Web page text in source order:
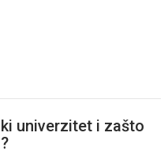
univerzitet i zašto